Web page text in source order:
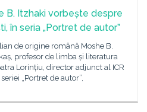
B. Itzhaki vorbește despre
în seria „Portret de autor”
de origine română Moshe B.
profesor de limba și literatura
Lorințiu, director adjunct al ICR
„Portret de autor”,